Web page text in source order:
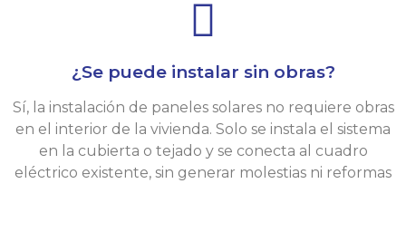
¿Se puede instalar sin obras?
Sí, la instalación de paneles solares no requiere obras
en el interior de la vivienda. Solo se instala el sistema
en la cubierta o tejado y se conecta al cuadro
eléctrico existente, sin generar molestias ni reformas